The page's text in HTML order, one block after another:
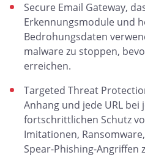
Secure Email Gateway,
Erkennungsmodule und
Bedrohungsdaten
malware zu stoppen,
erreichen.
Targeted Threat
Anhang und jede URL bei
fortschrittlichen Schutz
Imitationen,
Spear-Phishing-Angriffen